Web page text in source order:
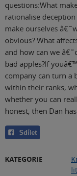
questions:What
rationalise
make ourselves
obvious? What
and how can we
bad apples?If
company can turn a
within their ranks,
whether you can
honest, then Dan
Sdílet
KATEGORIE